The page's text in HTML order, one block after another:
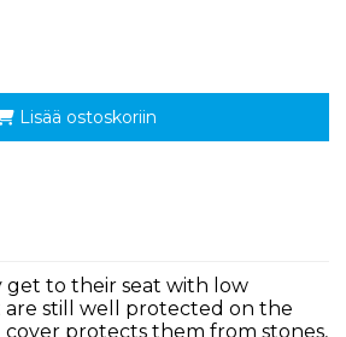
Lisää ostoskoriin
get to their seat with low
are still well protected on the
cover protects them from stones,